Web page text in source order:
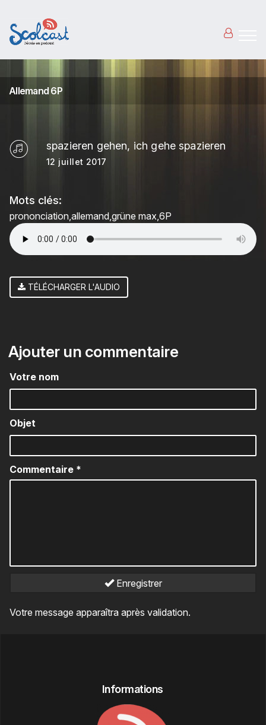
Allemand 6P
spazieren gehen, ich gehe spazieren
12 juillet 2017
Mots clés:
prononciation allemand grüne max 6P
TÉLÉCHARGER L'AUDIO
Ajouter un commentaire
Votre nom
Objet
Commentaire *
Enregistrer
Votre message apparaîtra après validation.
Informations